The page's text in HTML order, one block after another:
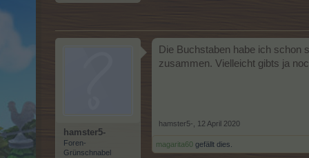
hamster5-
Foren-
Grünschnabel
Die Buchstaben habe ich schon
zusammen. Vielleicht gibts ja
hamster5- 12 April 2020
magarita60 gefällt dies.